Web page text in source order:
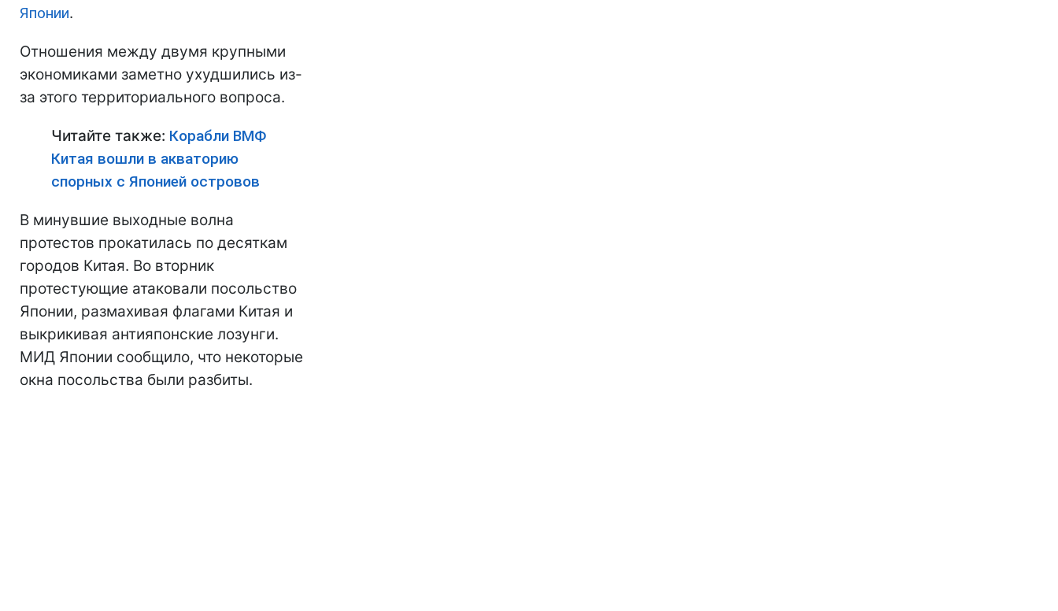
Японии.
Отношения между двумя крупными
экономиками заметно ухудшились из-
за этого территориального вопроса.
Читайте также: Корабли ВМФ
Китая вошли в акваторию
спорных с Японией островов
В минувшие выходные волна
протестов прокатилась по десяткам
городов Китая. Во вторник
протестующие атаковали посольство
Японии, размахивая флагами Китая и
выкрикивая антияпонские лозунги.
МИД Японии сообщило, что некоторые
окна посольства были разбиты.